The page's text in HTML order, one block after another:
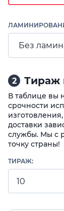
2 Тираж
В таблице вы
срочности
доставки
службы. Мы с
точку страны!
ТИРАЖ: